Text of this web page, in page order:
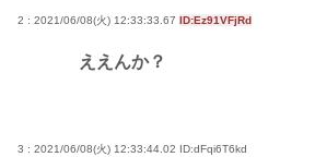
2 : 2021/06/08(火) 12:33:33.67 ID:Ez91VFjRd
ええんか？
3 : 2021/06/08(火) 12:33:44.02 ID:dFqi6T6kd